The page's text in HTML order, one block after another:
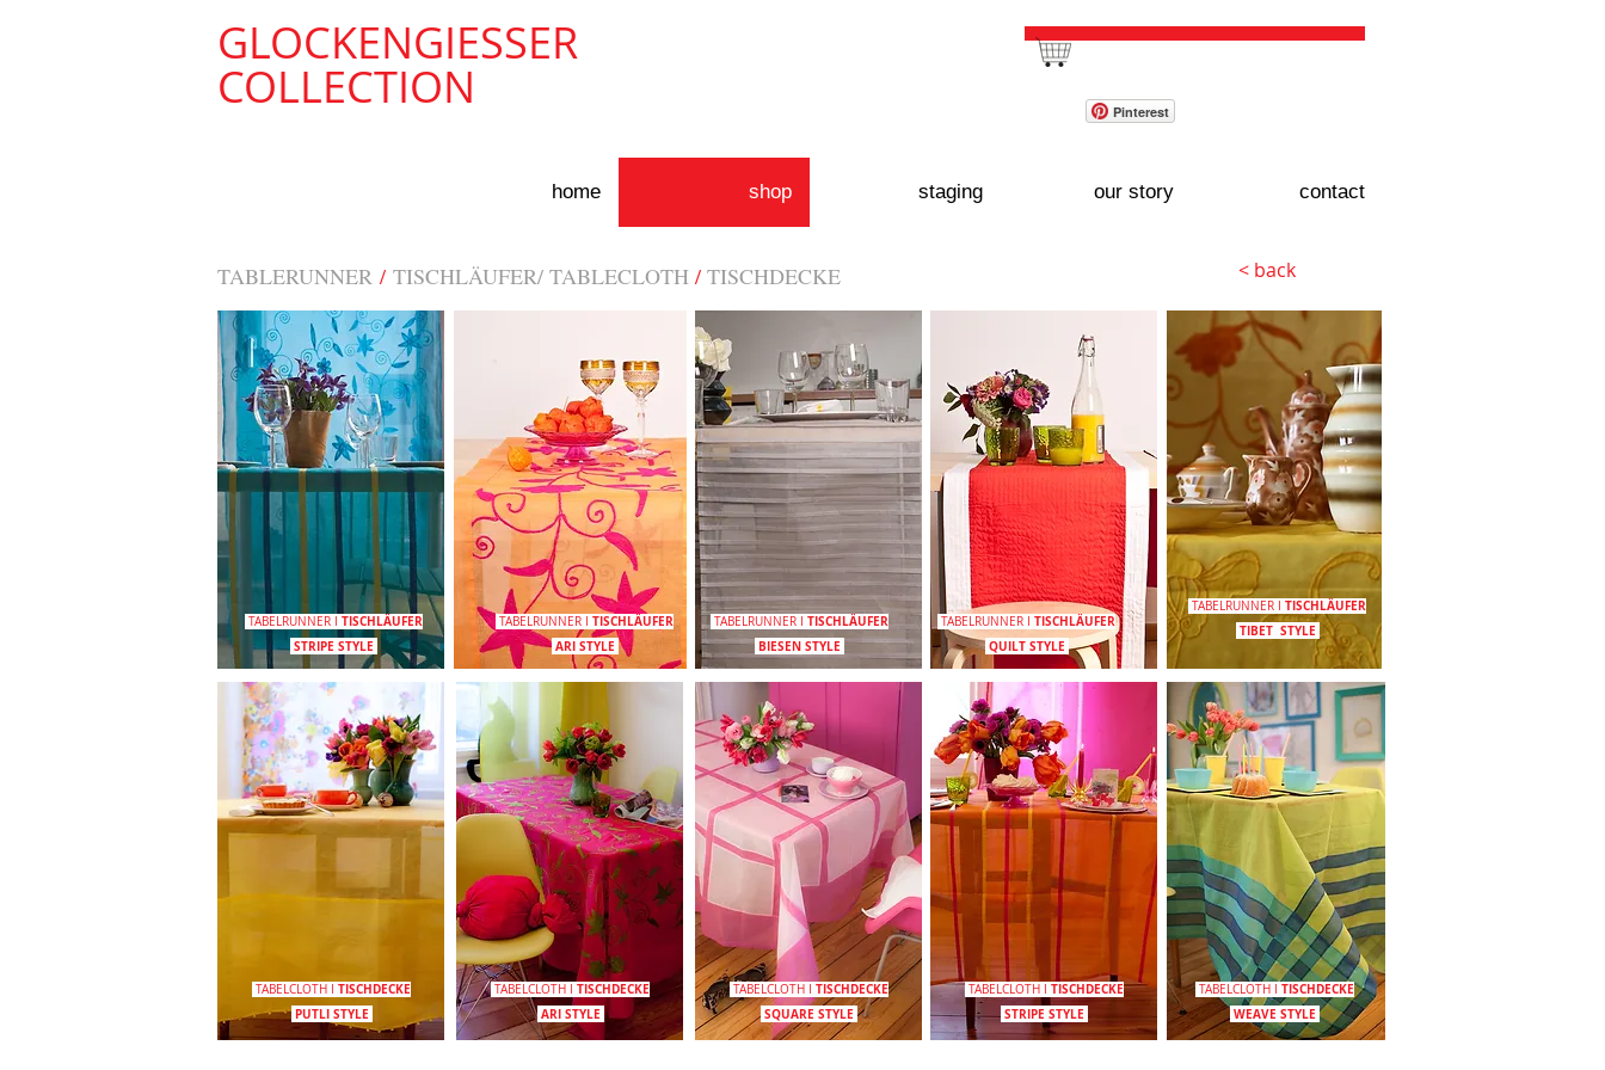
GLOCKENGIESSER
COLLECTION Pinterest
home shop staging our story contact
TABLERUNNER / TISCHLÄUFER/ TABLECLOTH / TISCHDECKE
TABELRUNNER I TISCHLÄUFER
STRIPE STYLE
TABELRUNNER I TISCHLÄUFER
ARI STYLE
TABELRUNNER I TISCHLÄUFER
BIESEN STYLE
TABELRUNNER I TISCHLÄUFER
QUILT STYLE
TABELCLOTH I TISCHDECKE
PUTLI STYLE
TABELCLOTH I TISCHDECKE
ARI STYLE
TABELCLOTH I TISCHDECKE
SQUARE STYLE
TABELCLOTH I TISCHDECKE
STRIPE STYLE
< back
TABELRUNNER I TISCHLÄUFER
TIBET STYLE
TABELCLOTH I TISCHDECKE
WEAVE STYLE